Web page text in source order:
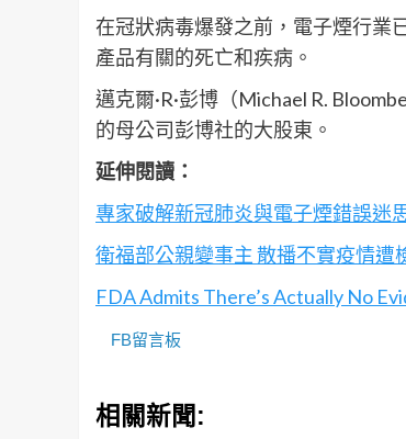
在冠狀病毒爆發之前，電子煙行業
產品有關的死亡和疾病。
邁克爾·R·彭博（Michael R.
的母公司彭博社的大股東。
延伸閱讀：
專家破解新冠肺炎與電子煙錯誤迷
衛福部公親變事主 散播不實疫情遭
FDA Admits There’s Actually No
FB留言板
相關新聞: